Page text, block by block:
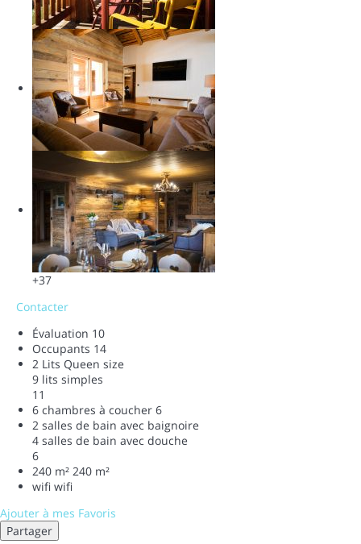
+37
Contacter
Évaluation 10
Occupants 14
2 Lits Queen size
9 lits simples
11
6 chambres à coucher 6
2 salles de bain avec baignoire
4 salles de bain avec douche
6
240 m² 240 m²
wifi wifi
Ajouter à mes Favoris
Partager